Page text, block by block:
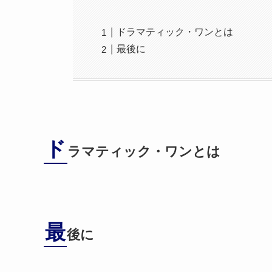
ドラマティック・ワンとは
最後に
ド ラマティック・ワンとは
最後に